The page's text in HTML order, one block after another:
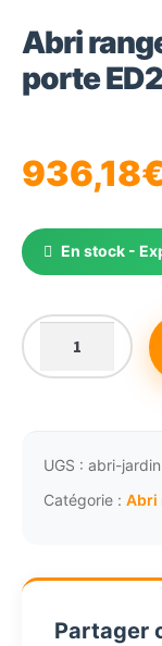
Abri
porte
936,18
En stock -
quantité
de
outils
de
porte
UGS : abri-
Catégorie : Abri
Partager